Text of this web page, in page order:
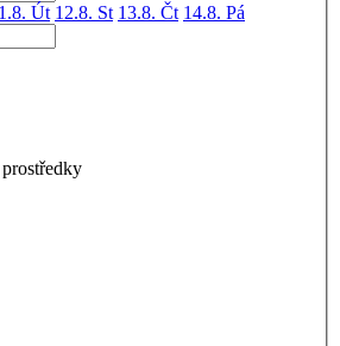
Út 12.8. St 13.8. Čt 14.8. Pá